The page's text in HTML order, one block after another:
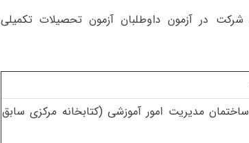
در آزمون داوطلبان آزمون تحصیلات تکمیلی
ساختمان مدیریت امور آموزشی (کتابخانه مرکزی سابق